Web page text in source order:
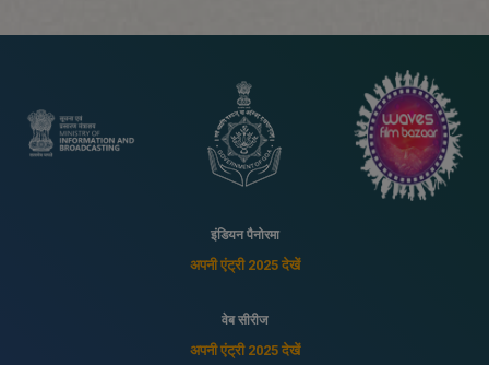
इंडियन पैनोरमा
अपनी एंट्री 2025 देखें
वेब सीरीज
अपनी एंट्री 2025 देखें